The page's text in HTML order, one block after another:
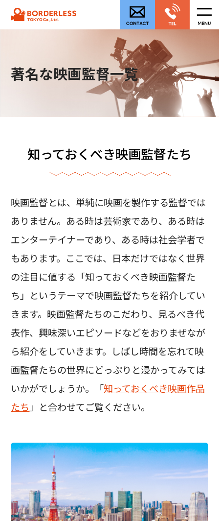
著名な映画監督一覧
知っておくべき映画監督たち
映画監督とは、単純に映画を製作する監督では
ありません。ある時は芸術家であり、ある時は
エンターテイナーであり、ある時は社会学者で
もあります。ここでは、日本だけではなく世界
の注目に値する「知っておくべき映画監督た
ち」というテーマで映画監督たちを紹介してい
きます。映画監督たちのこだわり、見るべき代
表作、興味深いエピソードなどをおりまぜなが
ら紹介をしていきます。しばし時間を忘れて映
画監督たちの世界にどっぷりと浸かってみては
いかがでしょうか。「知っておくべき映画作品
たち」と合わせてご覧ください。